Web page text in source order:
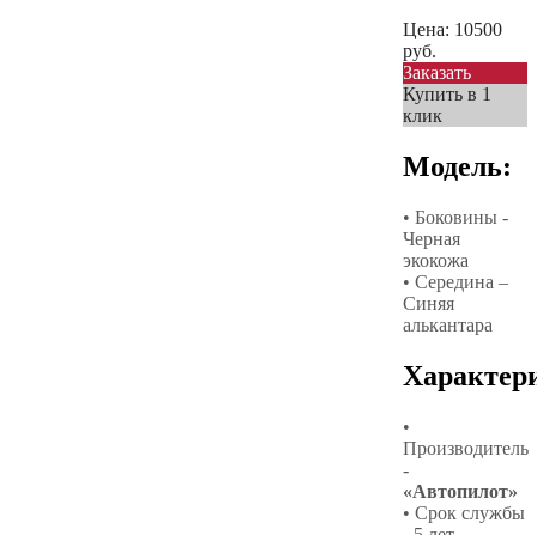
Цена: 10500
руб.
Заказать
Купить в 1
клик
Модель:
• Боковины -
Черная
экокожа
• Середина –
Синяя
алькантара
•
Производитель
-
«Автопилот»
• Срок службы